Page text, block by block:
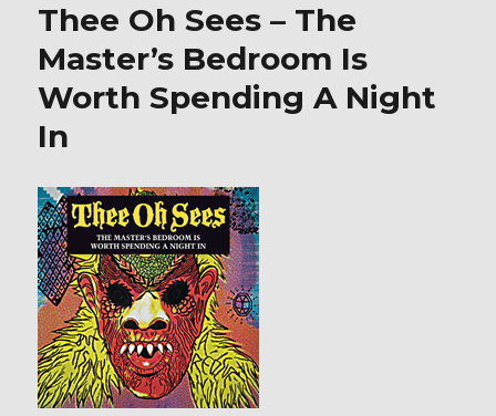
Thee Oh Sees – The
Master’s Bedroom Is
Worth Spending A Night
In